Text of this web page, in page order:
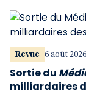
Revue 6 août 2026
Sortie du
milliardaires